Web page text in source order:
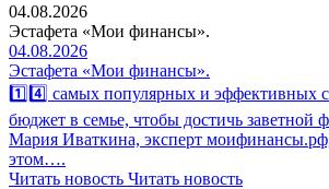
04.08.2026
Эстафета «Мои финансы».
04.08.2026
Эстафета «Мои финансы».
1️⃣4️⃣ самых популярных и эффективных
бюджет в семье, чтобы достичь заветной
Мария Иваткина, эксперт моифинансы.рф,
этом….
Читать новость Читать новость